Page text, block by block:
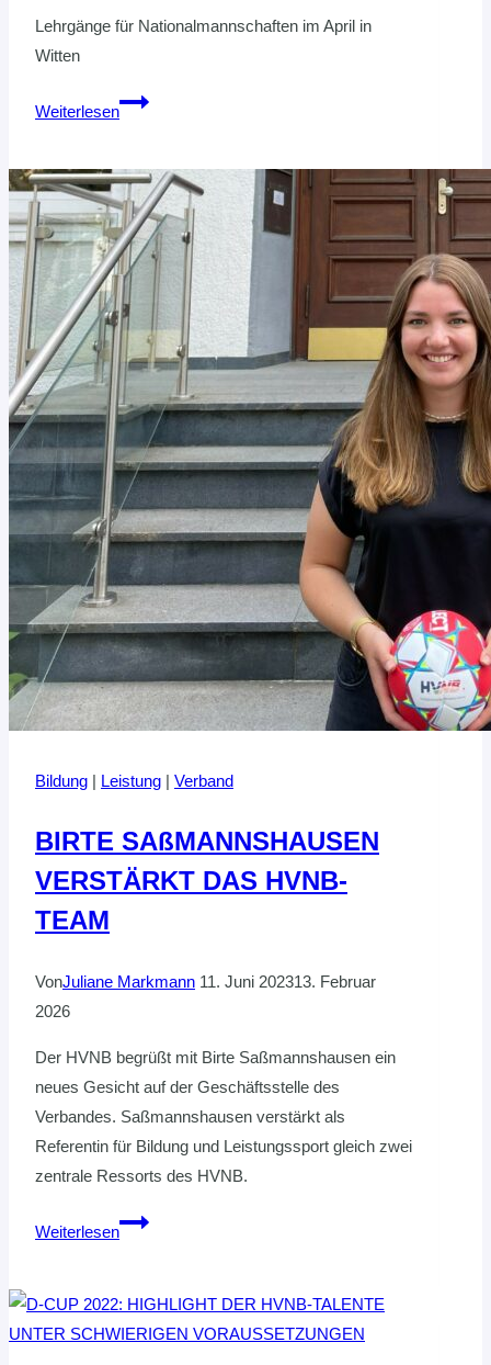
Lehrgänge für Nationalmannschaften im April in
Witten
Weiterlesen
Beachhandball:
U17
mit
geballter
HVNB-
Power
Bildung | Leistung | Verband
BIRTE SAßMANNSHAUSEN
VERSTÄRKT DAS HVNB-
TEAM
VonJuliane Markmann 11. Juni 202313. Februar
2026
Der HVNB begrüßt mit Birte Saßmannshausen ein
neues Gesicht auf der Geschäftsstelle des
Verbandes. Saßmannshausen verstärkt als
Referentin für Bildung und Leistungssport gleich zwei
zentrale Ressorts des HVNB.
Weiterlesen
BIRTE
DAS
HVNB-